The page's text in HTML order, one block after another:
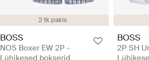
2 tk pakis
BOSS
NOS Boxer EW 2P -
BOSS
2P SH